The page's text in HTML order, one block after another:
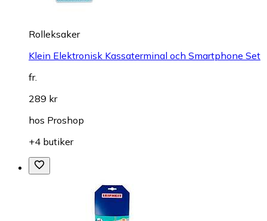
Rolleksaker
Klein Elektronisk Kassaterminal och Smartphone Set
fr.
289 kr
hos Proshop
+4 butiker